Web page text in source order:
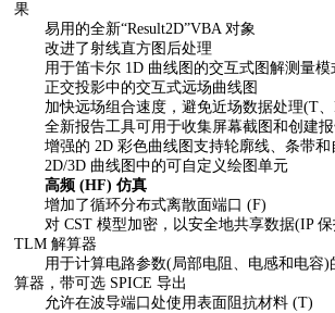
果
易用的全新“Result2D”VBA 对象
改进了射线直方图后处理
用于笛卡尔 1D 曲线图的交互式图解测量模
正交投影中的交互式远场曲线图
加快远场组合速度，避免近场数据处理(T、
全新报告工具可用于收集屏幕截图和创建报
增强的 2D 彩色曲线图支持轮廓线、条带和
2D/3D 曲线图中的可自定义绘图单元
高频 (HF) 仿真
增加了循环分布式离散面端口 (F)
对 CST 模型加密，以安全地共享数据(IP 保
TLM 解算器
用于计算电路参数(局部电阻、电感和电容)
算器，带可选 SPICE 导出
允许在波导端口处使用表面阻抗材料 (T)